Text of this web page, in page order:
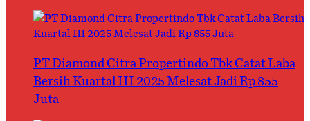
PT Diamond Citra Propertindo Tbk Catat Laba
Bersih Kuartal III 2025 Melesat Jadi Rp 855
Juta